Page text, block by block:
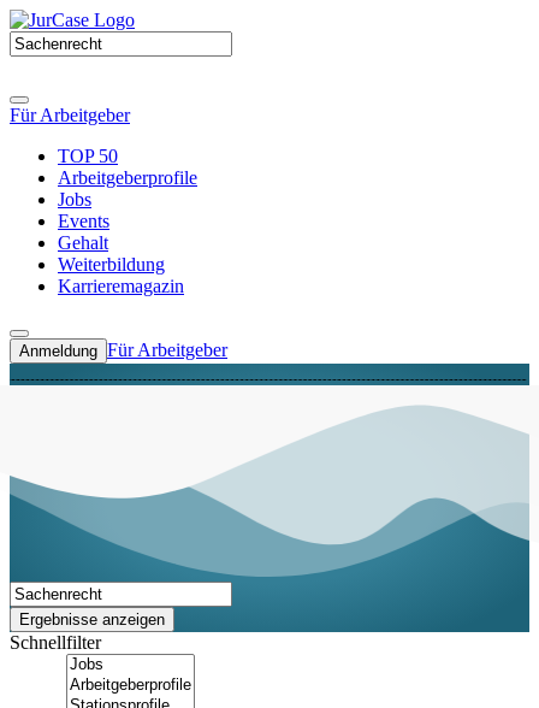
Für Arbeitgeber
TOP 50
Arbeitgeberprofile
Jobs
Events
Gehalt
Weiterbildung
Karrieremagazin
Anmeldung Für Arbeitgeber
Ergebnisse anzeigen
Schnellfilter